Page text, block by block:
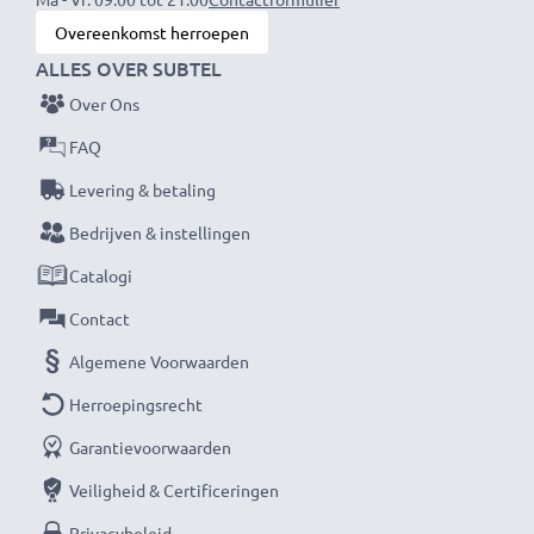
Overeenkomst herroepen
ALLES OVER SUBTEL
Over Ons
FAQ
Levering & betaling
Bedrijven & instellingen
Catalogi
Contact
Algemene Voorwaarden
Herroepingsrecht
Garantievoorwaarden
Veiligheid & Certificeringen